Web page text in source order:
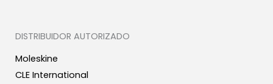
DISTRIBUIDOR AUTORIZADO
Moleskine
CLE International